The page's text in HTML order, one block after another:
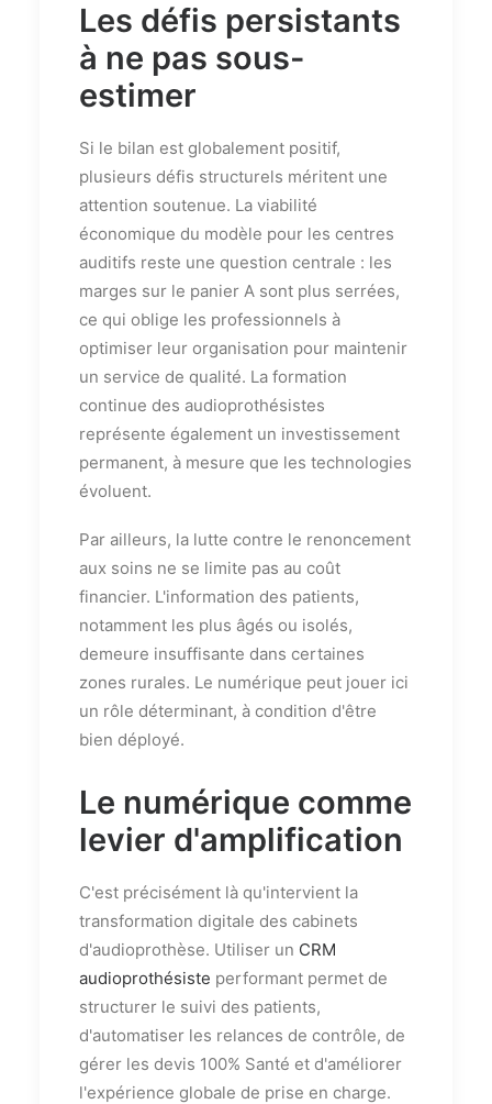
Les défis persistants
à ne pas sous-
estimer
Si le bilan est globalement positif,
plusieurs défis structurels méritent une
attention soutenue. La viabilité
économique du modèle pour les centres
auditifs reste une question centrale : les
marges sur le panier A sont plus serrées,
ce qui oblige les professionnels à
optimiser leur organisation pour maintenir
un service de qualité. La formation
continue des audioprothésistes
représente également un investissement
permanent, à mesure que les technologies
évoluent.
Par ailleurs, la lutte contre le renoncement
aux soins ne se limite pas au coût
financier. L'information des patients,
notamment les plus âgés ou isolés,
demeure insuffisante dans certaines
zones rurales. Le numérique peut jouer ici
un rôle déterminant, à condition d'être
bien déployé.
Le numérique comme
levier d'amplification
C'est précisément là qu'intervient la
transformation digitale des cabinets
d'audioprothèse. Utiliser un CRM
audioprothésiste performant permet de
structurer le suivi des patients,
d'automatiser les relances de contrôle, de
gérer les devis 100% Santé et d'améliorer
l'expérience globale de prise en charge.